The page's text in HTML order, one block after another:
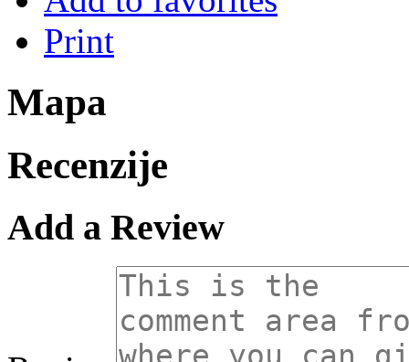
Print
Mapa
Recenzije
Add a Review